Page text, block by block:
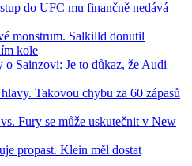
do UFC mu finančně nedává
monstrum. Salkilld donutil
kole
o Sainzovi: Je to důkaz, že Audi
Takovou chybu za 60 zápasů
Fury se může uskutečnit v New
propast. Klein měl dostat